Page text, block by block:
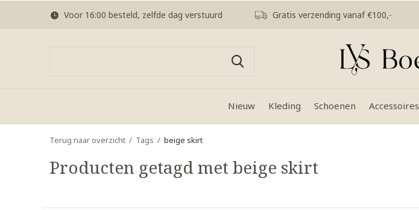
Nieuw Kleding Schoenen Accessoires
Voor 16:00 besteld, zelfde dag verstuurd Gratis verzending vanaf €100,-
Terug naar overzicht Tags beige skirt
Producten getagd met beige skirt